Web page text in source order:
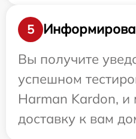
5
Вы получите
успешном
Harman Kardon, и
доставку к вам